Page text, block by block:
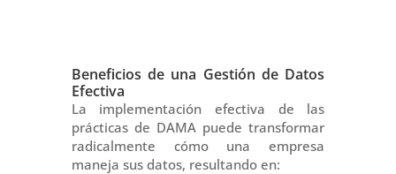
Beneficios de una Gestión de Datos
Efectiva
La implementación efectiva de las
prácticas de DAMA puede transformar
radicalmente cómo una empresa
maneja sus datos, resultando en: